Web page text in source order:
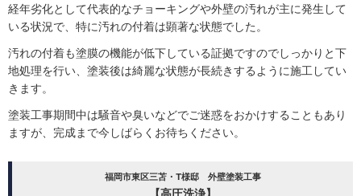
経年劣化として代表的なチョーキングや外壁の汚れが主に発生して
いる状況で、特に汚れの付着は顕著な状態でした。
汚れの付着も塗膜の機能が低下している証拠ですのでしっかりと下
地処理を行い、塗装後は綺麗な状態が長続きするように施工してい
きます。
塗装工事期間中は騒音や臭いなどでご迷惑をおかけすることもあり
ますが、完成まで今しばらくお待ちください。
福岡市東区三苫・T様邸 外壁塗装工事